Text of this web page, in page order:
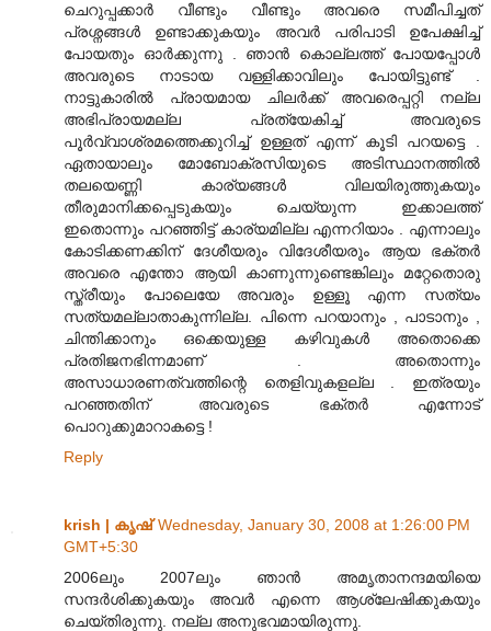
ചെറുപ്പക്കാര്‍ വീണ്ടും വീണ്ടും അവരെ സമീപിച്ചത്
പ്രശ്നങ്ങള്‍ ഉണ്ടാക്കുകയും അവര്‍ പരിപാടി ഉപേക്ഷിച്ച്
പോയതും ഓര്‍ക്കുന്നു . ഞാന്‍ കൊല്ലത്ത് പോയപ്പോള്‍
അവരുടെ നാടായ വള്ളിക്കാവിലും പോയിട്ടുണ്ട് .
നാട്ടുകാരില്‍ പ്രായമായ ചിലര്‍ക്ക് അവരെപ്പറ്റി നല്ല
അഭിപ്രായമല്ല പ്രത്യേകിച്ച് അവരുടെ
പൂര്‍വ്വാശ്രമത്തെക്കുറിച്ച് ഉള്ളത് എന്ന് കൂടി പറയട്ടെ .
ഏതായാലും മോബോക്രസിയുടെ അടിസ്ഥാനത്തില്‍
തലയെണ്ണി കാര്യങ്ങള്‍ വിലയിരുത്തുകയും
തീരുമാനിക്കപ്പെടുകയും ചെയ്യുന്ന ഇക്കാലത്ത്
ഇതൊന്നും പറഞ്ഞിട്ട് കാര്യമില്ല എന്നറിയാം . എന്നാലും
കോടിക്കണക്കിന് ദേശീയരും വിദേശീയരും ആയ ഭക്തര്‍
അവരെ എന്തോ ആയി കാ‍ണുന്നുണ്ടെങ്കിലും മറ്റേതൊരു
സ്ത്രീയും പോലെയേ അവരും ഉള്ളൂ എന്ന സത്യം
സത്യമല്ലാതാകുന്നില്ല. പിന്നെ പറയാനും , പാടാനും ,
ചിന്തിക്കാനും ഒക്കെയുള്ള കഴിവുകള്‍ അതൊക്കെ
പ്രതിജനഭിന്നമാണ് . അതൊന്നും
അസാധാരണത്വത്തിന്റെ തെളിവുകളല്ല . ഇത്രയും
പറഞ്ഞതിന് അവരുടെ ഭക്തര്‍ എന്നോട്
പൊറുക്കുമാറാകട്ടെ !
Reply
krish | കൃഷ് Wednesday, January 30, 2008 at 1:26:00 PM
GMT+5:30
2006ലും 2007ലും ഞാന്‍ അമൃതാനന്ദമയിയെ
സന്ദര്‍ശിക്കുകയും അവര്‍ എന്നെ ആശ്ലേഷിക്കുകയും
ചെയ്തിരുന്നു. നല്ല അനുഭവമായിരുന്നു.